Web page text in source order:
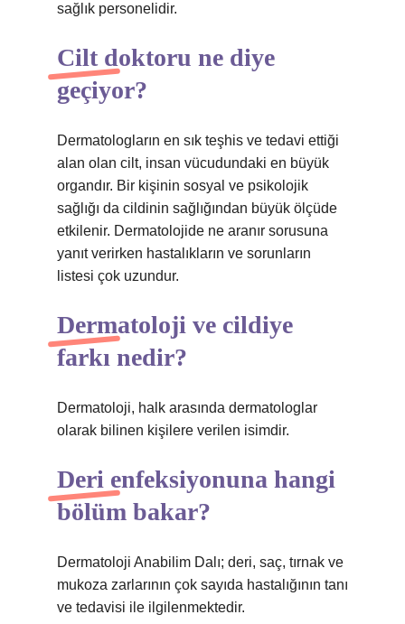
sağlık personelidir.
Cilt doktoru ne diye
geçiyor?
Dermatologların en sık teşhis ve tedavi ettiği
alan olan cilt, insan vücudundaki en büyük
organdır. Bir kişinin sosyal ve psikolojik
sağlığı da cildinin sağlığından büyük ölçüde
etkilenir. Dermatolojide ne aranır sorusuna
yanıt verirken hastalıkların ve sorunların
listesi çok uzundur.
Dermatoloji ve cildiye
farkı nedir?
Dermatoloji, halk arasında dermatologlar
olarak bilinen kişilere verilen isimdir.
Deri enfeksiyonuna hangi
bölüm bakar?
Dermatoloji Anabilim Dalı; deri, saç, tırnak ve
mukoza zarlarının çok sayıda hastalığının tanı
ve tedavisi ile ilgilenmektedir.